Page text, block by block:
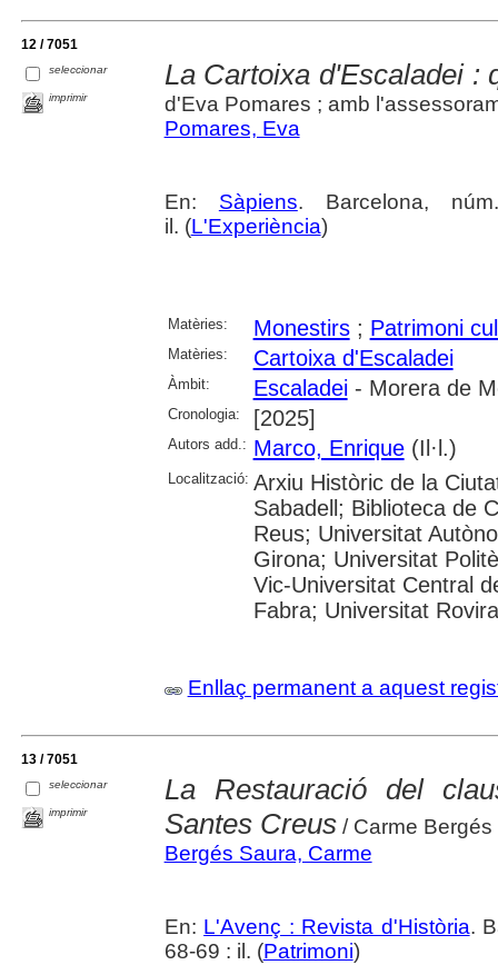
12 / 7051
seleccionar
imprimir
La Cartoixa d'Escaladei :
d'Eva Pomares ; amb
Pomares, Eva
En: Sàpiens. Barcelona,
il. (L'Experiència)
Matèries: Monestirs; Patrimoni
Matèries: Cartoixa d'Escaladei
Àmbit: Escaladei- Morera de
Cronologia: [2025]
Autors add.: Marco, Enrique(Il·l.)
Localització: Arxiu Històric de la
Sabadell; Biblioteca de
Reus; Universitat
Girona; Universitat
Vic-Universitat Central
Fabra; Universitat
Enllaç permanent a aquest
13 / 7051
seleccionar
imprimir
La Restauració del
Santes Creus/ Carme Bergés
Bergés Saura, Carme
En: L'Avenç : Revista d'Història.
68-69 : il. (Patrimoni)